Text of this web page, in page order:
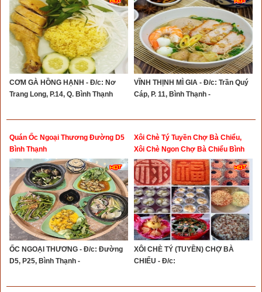
CƠM GÀ HỒNG HẠNH - Đ/c: Nơ
Trang Long, P.14, Q. Bình Thạnh
VĨNH THỊNH MÌ GIA - Đ/c: Trần Quý
Cáp, P. 11, Bình Thạnh -
Quán Ốc Ngoại Thương Đường D5
Bình Thạnh
ỐC NGOẠI THƯƠNG - Đ/c: Đường
D5, P25, Bình Thạnh -
Xôi Chè Tý Tuyền Chợ Bà Chiểu,
Xôi Chè Ngon Chợ Bà Chiểu Bình
Thạnh
XÔI CHÈ TÝ (TUYỀN) CHỢ BÀ
CHIỂU - Đ/c: